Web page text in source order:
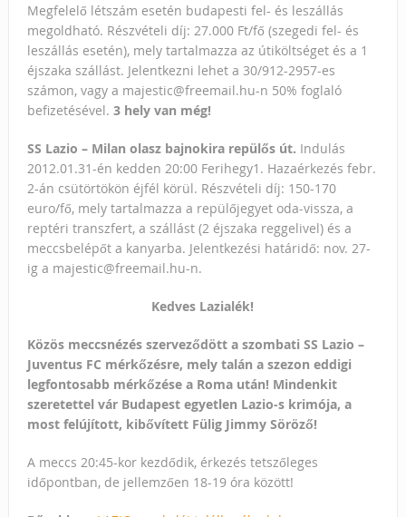
Megfelelő létszám esetén budapesti fel- és leszállás
megoldható. Részvételi díj: 27.000 Ft/fő (szegedi fel- és
leszállás esetén), mely tartalmazza az útiköltséget és a 1
éjszaka szállást. Jelentkezni lehet a 30/912-2957-es
számon, vagy a majestic@freemail.hu-n 50% foglaló
befizetésével. 3 hely van még!
SS Lazio – Milan olasz bajnokira repülős út. Indulás
2012.01.31-én kedden 20:00 Ferihegy1. Hazaérkezés febr.
2-án csütörtökön éjfél körül. Részvételi díj: 150-170
euro/fő, mely tartalmazza a repülőjegyet oda-vissza, a
reptéri transzfert, a szállást (2 éjszaka reggelivel) és a
meccsbelépőt a kanyarba. Jelentkezési határidő: nov. 27-
ig a majestic@freemail.hu-n.
Kedves Lazialék!
Közös meccsnézés szerveződött a szombati SS Lazio –
Juventus FC mérkőzésre, mely talán a szezon eddigi
legfontosabb mérkőzése a Roma után! Mindenkit
szeretettel vár Budapest egyetlen Lazio-s krimója, a
most felújított, kibővített Fülig Jimmy Söröző!
A meccs 20:45-kor kezdődik, érkezés tetszőleges
időpontban, de jellemzően 18-19 óra között!